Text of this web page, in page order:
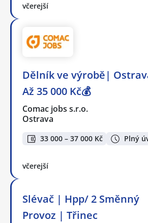
včerejší
Dělník ve výrobě|
Až 35 000 Kč💰
Comac jobs s.r.o.
Ostrava
33 000 – 37 000 Kč Plný
včerejší
Slévač | Hpp/ 2 Směnný
Provoz | Třinec